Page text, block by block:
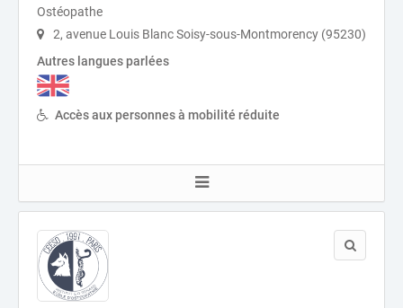
Ostéopathe
2, avenue Louis Blanc Soisy-sous-Montmorency (95230)
Autres langues parlées
Accès aux personnes à mobilité réduite